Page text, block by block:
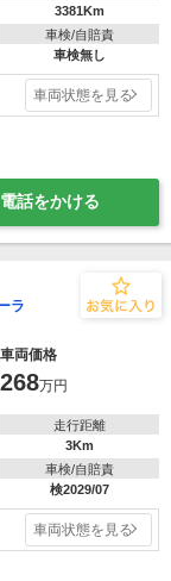
3381Km
車検/自賠責
車検無し
車両状態を見る
電話をかける
ラ
車両価格
268万円
走行距離
3Km
車検/自賠責
検2029/07
車両状態を見る